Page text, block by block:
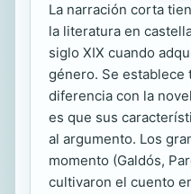
La narración corta
la literatura en
siglo XIX cuando
género. Se establece
diferencia con la
es que sus
al argumento. Los
momento (Galdós,
cultivaron el cuento